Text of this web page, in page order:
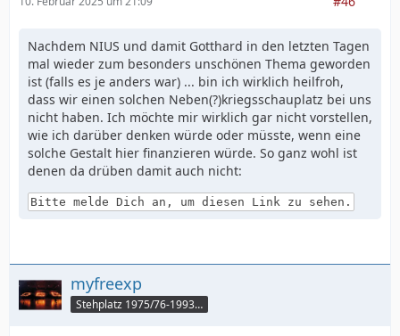
Nachdem NIUS und damit Gotthard in den letzten Tagen
mal wieder zum besonders unschönen Thema geworden
ist (falls es je anders war) ... bin ich wirklich heilfroh,
dass wir einen solchen Neben(?)kriegsschauplatz bei uns
nicht haben. Ich möchte mir wirklich gar nicht vorstellen,
wie ich darüber denken würde oder müsste, wenn eine
solche Gestalt hier finanzieren würde. So ganz wohl ist
denen da drüben damit auch nicht:
Bitte melde Dich an, um diesen Link zu sehen.
myfreexp
Stehplatz 1975/76-1993/94